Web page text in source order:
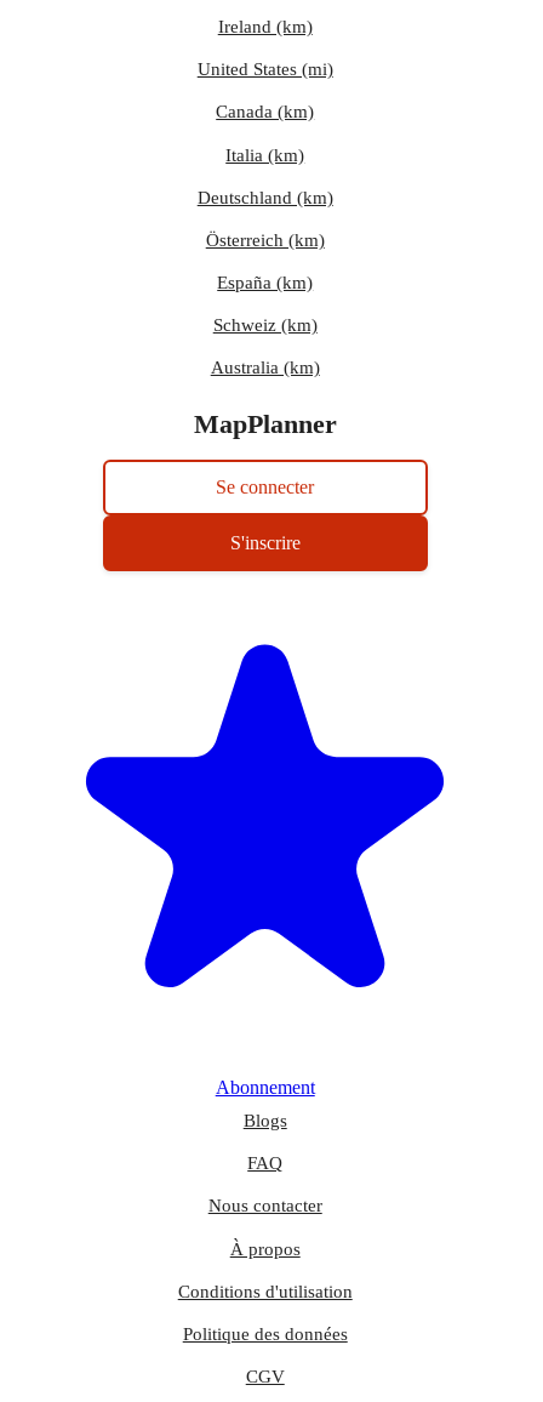
Ireland (km)
United States (mi)
Canada (km)
Italia (km)
Deutschland (km)
Österreich (km)
España (km)
Schweiz (km)
Australia (km)
MapPlanner
Se connecter
S'inscrire
Abonnement
Blogs
FAQ
Nous contacter
À propos
Conditions d'utilisation
Politique des données
CGV